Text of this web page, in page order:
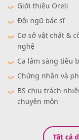
Giới thiệu Oreli
Đội ngũ bác sĩ
Cơ sở vật chất &
nghệ
Ca lâm sàng tiêu
Chứng nhận và
BS chịu trách
chuyên môn
Tất cả